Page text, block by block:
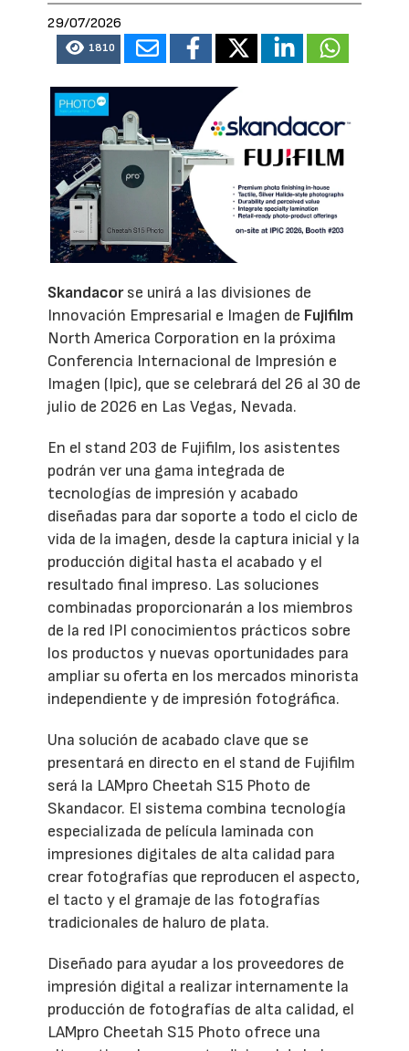
29/07/2026
1810
Skandacorse unirá a las divisiones de
Innovación Empresarial e Imagen de Fujifilm
North America Corporation en la próxima
Conferencia Internacional de Impresión e
Imagen (Ipic), que se celebrará del 26 al 30 de
julio de 2026 en Las Vegas, Nevada.
En el stand 203 de Fujifilm, los asistentes
podrán ver una gama integrada de
tecnologías de impresión y acabado
diseñadas para dar soporte a todo el ciclo de
vida de la imagen, desde la captura inicial y la
producción digital hasta el acabado y el
resultado final impreso. Las soluciones
combinadas proporcionarán a los miembros
de la red IPI conocimientos prácticos sobre
los productos y nuevas oportunidades para
ampliar su oferta en los mercados minorista
independiente y de impresión fotográfica.
Una solución de acabado clave que se
presentará en directo en el stand de Fujifilm
será la LAMpro Cheetah S15 Photo de
Skandacor. El sistema combina tecnología
especializada de película laminada con
impresiones digitales de alta calidad para
crear fotografías que reproducen el aspecto,
el tacto y el gramaje de las fotografías
tradicionales de haluro de plata.
Diseñado para ayudar a los proveedores de
impresión digital a realizar internamente la
producción de fotografías de alta calidad, el
LAMpro Cheetah S15 Photo ofrece una